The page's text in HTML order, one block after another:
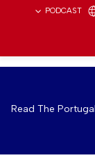
PODCAST
Read The